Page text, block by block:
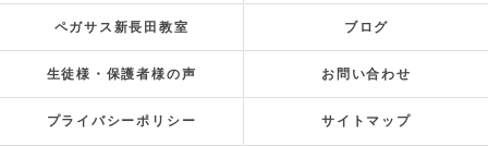
ペガサス新長田教室 ブログ
生徒様・保護者様の声 お問い合わせ
プライバシーポリシー サイトマップ